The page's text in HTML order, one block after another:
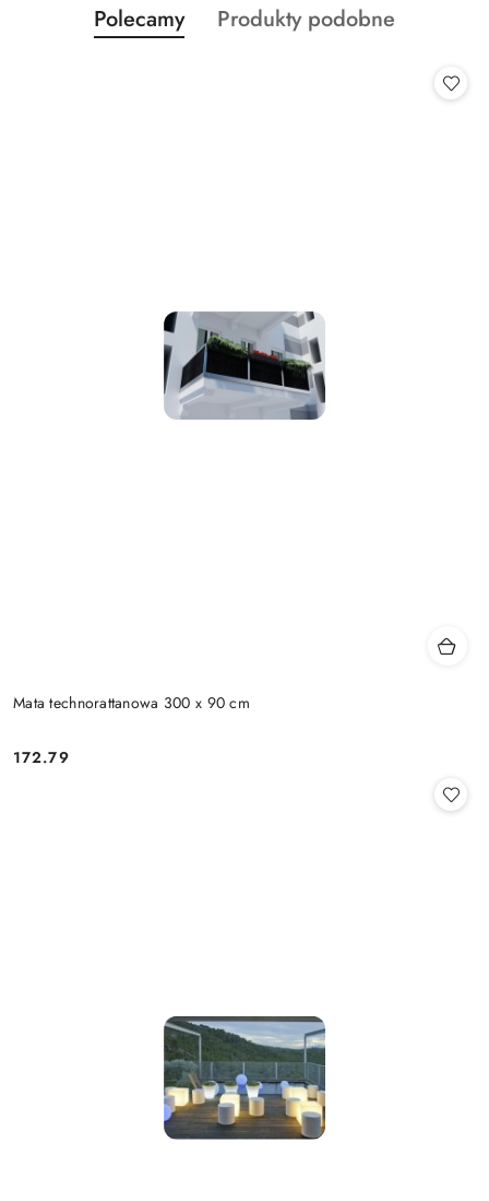
Pomiń karuzelę produktów
Produkty
o
Polecamy
Produkty
Produkty podobne
Mata technorattanowa 300 x 90 cm
Cena:
172.79